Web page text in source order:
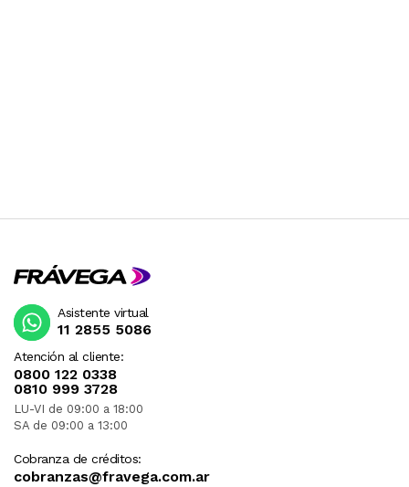
Atención al cliente:
0800 122 0338
0810 999 3728
LU-VI de 09:00 a 18:00
SA de 09:00 a 13:00
Cobranza de créditos:
cobranzas@fravega.com.ar
Asistente virtual
11 2855 5086